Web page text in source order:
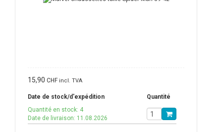
15,90 CHF incl. TVA
Date de stock/d'expédition
Quantité
Quantité en stock: 4
Date de livraison: 11.08.2026